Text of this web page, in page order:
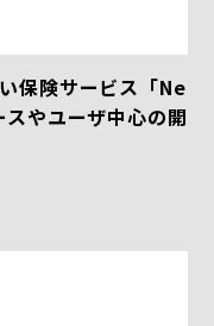
保険サービス「Ne
やユーザ中心の開